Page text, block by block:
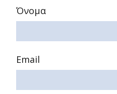
Όνομα
Email